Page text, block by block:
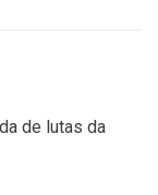
de lutas da